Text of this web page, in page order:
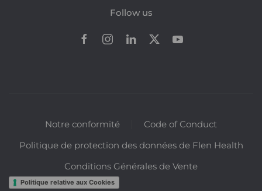
Follow us
Notre conformité
Code of Conduct
Politique de protection des données de Flen Health
Conditions Générales de Vente
Politique relative aux Cookies